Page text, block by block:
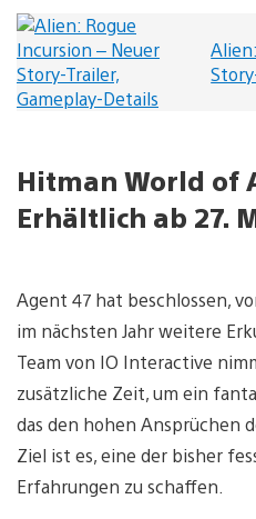
Hitman World of
Erhältlich ab 27.
Agent 47 hat beschlossen,
im nächsten Jahr weitere
Team von IO Interactive
zusätzliche Zeit, um ein
das den hohen Ansprüchen
Ziel ist es, eine der bisher
Erfahrungen zu schaffen.